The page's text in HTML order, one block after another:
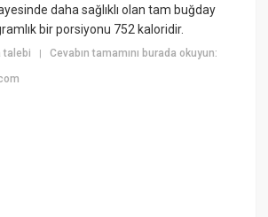
daha sağlıklı olan tam buğday
bir porsiyonu 752 kaloridir.
talebi |Cevabın tamamını burada okuyun: